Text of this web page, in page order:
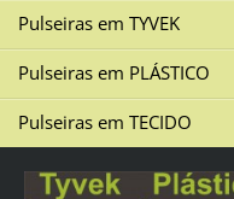
Pulseiras em TYVEK
Pulseiras em PLÁSTICO
Pulseiras em TECIDO